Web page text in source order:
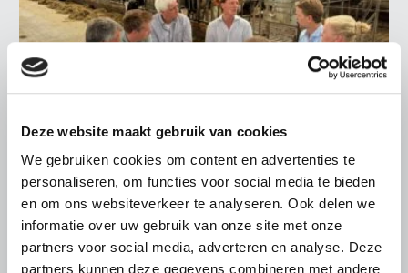
Deze website maakt gebruik van cookies
We gebruiken cookies om content en advertenties te
personaliseren, om functies voor social media te bieden
en om ons websiteverkeer te analyseren. Ook delen we
informatie over uw gebruik van onze site met onze
partners voor social media, adverteren en analyse. Deze
partners kunnen deze gegevens combineren met andere
LTO LOBBY
6 AUGUSTUS 2026
Kamerlid Goudzwaard (JA21)
bezoekt melkveehouderij in